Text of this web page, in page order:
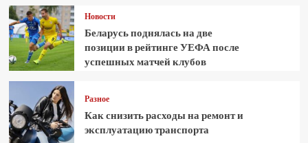
Новости
Беларусь поднялась на две
позиции в рейтинге УЕФА после
успешных матчей клубов
Разное
Как снизить расходы на ремонт и
эксплуатацию транспорта